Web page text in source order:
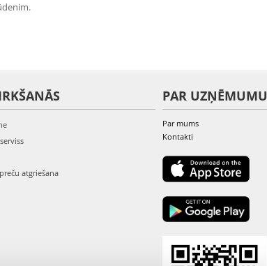
atgriešana
PAR UZŅĒMUMU
Par mums
Kontakti